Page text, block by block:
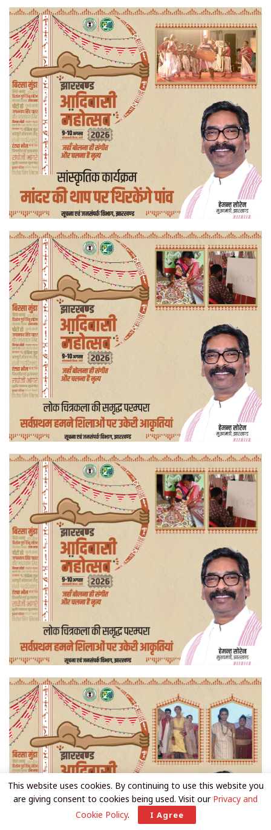
This website uses cookies. By continuing to use this website you
are giving consent to cookies being used. Visit our Privacy and
Cookie Policy. I Agree